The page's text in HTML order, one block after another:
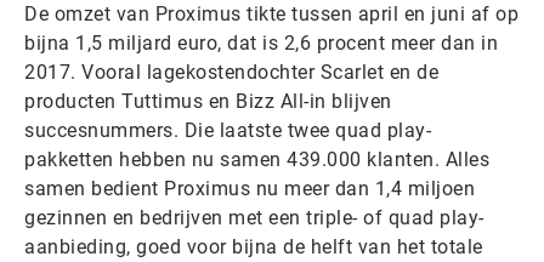
De omzet van Proximus tikte tussen april en juni af op
bijna 1,5 miljard euro, dat is 2,6 procent meer dan in
2017. Vooral lagekostendochter Scarlet en de
producten Tuttimus en Bizz All-in blijven
succesnummers. Die laatste twee quad play-
pakketten hebben nu samen 439.000 klanten. Alles
samen bedient Proximus nu meer dan 1,4 miljoen
gezinnen en bedrijven met een triple- of quad play-
aanbieding, goed voor bijna de helft van het totale